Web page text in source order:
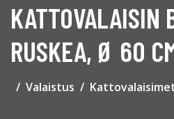
KATTOVALAISIN
RUSKEA, Ø 60
Valaistus